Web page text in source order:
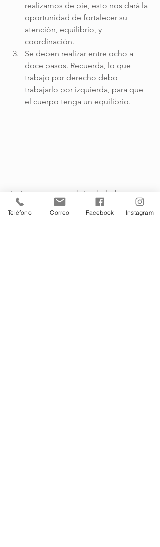
realizamos de pie, esto nos dará la
oportunidad de fortalecer su
atención, equilibrio, y
coordinación.
Se deben realizar entre ocho a
doce pasos. Recuerda, lo que
trabajo por derecho debo
trabajarlo por izquierda, para que
el cuerpo tenga un equilibrio.
propuestas porque hay una necesidad
física que él está pidiendo.
Teléfono Correo Facebook Instagram